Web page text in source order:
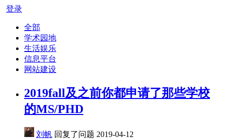
登录
全部
学术园地
生活娱乐
信息平台
网站建设
2019fall及之前你都申请了那些学校
的MS/PHD
刘帆 回复了问题 2019-04-12